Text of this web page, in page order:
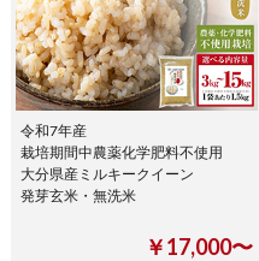
令和7年産
栽培期間中農薬化学肥料不使用
大分県産ミルキークイーン
発芽玄米・無洗米
￥17,000〜